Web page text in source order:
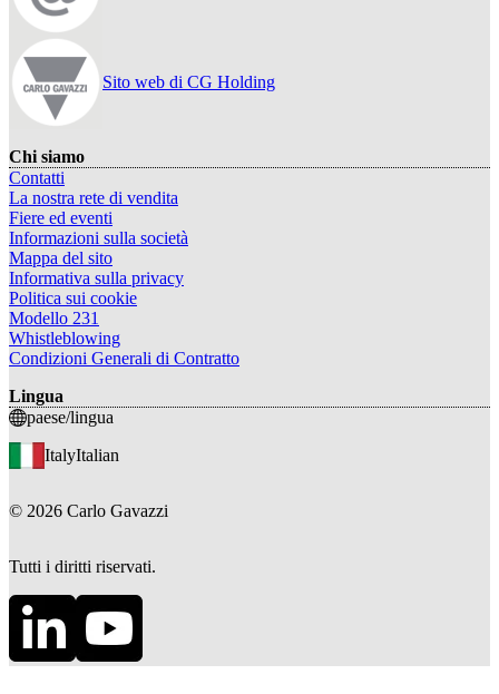
Sito web di CG Holding
Chi siamo
Contatti
La nostra rete di vendita
Fiere ed eventi
Informazioni sulla società
Mappa del sito
Informativa sulla privacy
Politica sui cookie
Modello 231
Whistleblowing
Condizioni Generali di Contratto
Lingua
paese/lingua
ItalyItalian
© 2026 Carlo Gavazzi
Tutti i diritti riservati.